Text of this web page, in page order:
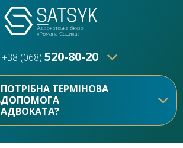
+38 (068) 520-80-20
520-80-20
ПОТРІБНА ТЕРМІНОВА
ДОПОМОГА
АДВОКАТА?